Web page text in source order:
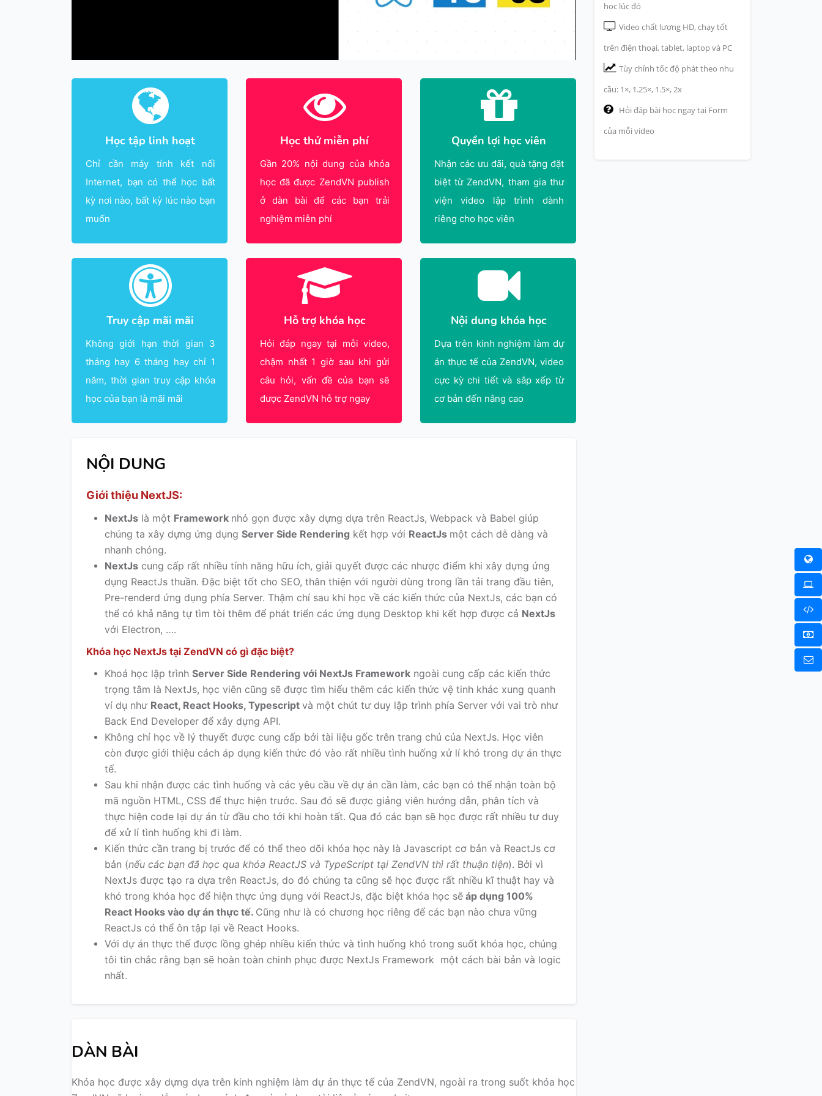
Học tập linh hoạt
Chỉ cần máy tính kết nối
Internet, bạn có thể học bất
kỳ nơi nào, bất kỳ lúc nào bạn
muốn
Học thử miễn phí
Gần 20% nội dung của khóa
học đã được ZendVN publish
ở dàn bài để các bạn trải
nghiệm miễn phí
Quyền lợi học viên
Nhận các ưu đãi, quà tặng đặt
biệt từ ZendVN, tham gia thư
viện video lập trình dành
riêng cho học viên
Truy cập mãi mãi
Không giới hạn thời gian 3
tháng hay 6 tháng hay chỉ 1
năm, thời gian truy cập khóa
học của bạn là mãi mãi
Hỗ trợ khóa học
Hỏi đáp ngay tại mỗi video,
chậm nhất 1 giờ sau khi gửi
câu hỏi, vấn đề của bạn sẽ
được ZendVN hỗ trợ ngay
Nội dung khóa học
Dựa trên kinh nghiệm làm dự
án thực tế của ZendVN, video
cực kỳ chi tiết và sắp xếp từ
cơ bản đến nâng cao
NỘI DUNG
Giới thiệu NextJS:
NextJs là một Framework nhỏ gọn được xây dựng dựa trên ReactJs, Webpack và Babel giúp
chúng ta xây dựng ứng dụng Server Side Rendering kết hợp với ReactJs một cách dễ dàng và
nhanh chóng.
NextJs cung cấp rất nhiều tính năng hữu ích, giải quyết được các nhược điểm khi xây dựng ứng
dụng ReactJs thuần. Đặc biệt tốt cho SEO, thân thiện với người dùng trong lần tải trang đầu tiên,
Pre-renderd ứng dụng phía Server. Thậm chí sau khi học về các kiến thức của NextJs, các bạn có
thể có khả năng tự tìm tòi thêm để phát triển các ứng dụng Desktop khi kết hợp được cả NextJs
với Electron, ….
Khóa học NextJs tại ZendVN có gì đặc biệt?
Khoá học lập trình Server Side Rendering với NextJs Framework ngoài cung cấp các kiến thức
trọng tâm là NextJs, học viên cũng sẽ được tìm hiểu thêm các kiến thức vệ tinh khác xung quanh
ví dụ như React, React Hooks, Typescript và một chút tư duy lập trình phía Server với vai trò như
Back End Developer để xây dựng API.
Không chỉ học về lý thuyết được cung cấp bởi tài liệu gốc trên trang chủ của NextJs. Học viên
còn được giới thiệu cách áp dụng kiến thức đó vào rất nhiều tình huống xử lí khó trong dự án thực
tế.
Sau khi nhận được các tình huống và các yêu cầu về dự án cần làm, các bạn có thể nhận toàn bộ
mã nguồn HTML, CSS để thực hiện trước. Sau đó sẽ được giảng viên hướng dẫn, phân tích và
thực hiện code lại dự án từ đầu cho tới khi hoàn tất. Qua đó các bạn sẽ học được rất nhiều tư duy
để xử lí tình huống khi đi làm.
Kiến thức cần trang bị trước để có thể theo dõi khóa học này là Javascript cơ bản và ReactJs cơ
bản (nếu các bạn đã học qua khóa ReactJS và TypeScript tại ZendVN thì rất thuận tiện). Bởi vì
NextJs được tạo ra dựa trên ReactJs, do đó chúng ta cũng sẽ học được rất nhiều kĩ thuật hay và
khó trong khóa học để hiện thực ứng dụng với ReactJs, đặc biệt khóa học sẽ áp dụng 100%
React Hooks vào dự án thực tế. Cũng như là có chương học riêng để các bạn nào chưa vững
ReactJs có thể ôn tập lại về React Hooks.
Với dự án thực thế được lồng ghép nhiều kiến thức và tình huống khó trong suốt khóa học, chúng
tôi tin chắc rằng bạn sẽ hoàn toàn chinh phục được NextJs Framework một cách bài bản và logic
nhất.
DÀN BÀI
Khóa học được xây dựng dựa trên kinh nghiệm làm dự án thực tế của ZendVN, ngoài ra trong suốt khóa học
học lúc đó
Video chất lượng HD, chạy tốt
trên điện thoại, tablet, laptop và PC
Tùy chỉnh tốc độ phát theo nhu
cầu: 1×, 1.25×, 1.5×, 2x
Hỏi đáp bài học ngay tại Form
của mỗi video